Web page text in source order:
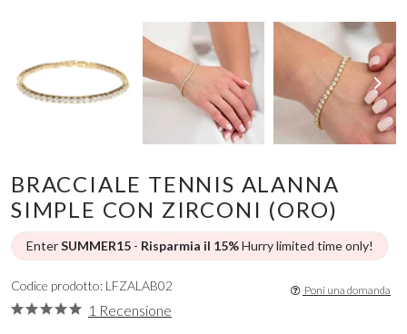
BRACCIALE TENNIS ALANNA
SIMPLE CON ZIRCONI (ORO)
EnterSUMMER15 - Risparmia il 15%Hurry limited time only!
Codice prodotto: LFZALAB02
1 Recensione
Poni una domanda